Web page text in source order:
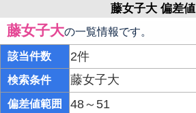
藤女子大 偏差値
藤女子大の一覧情報です。
該当件数 2件
検索条件 藤女子大
偏差値範囲 48～51